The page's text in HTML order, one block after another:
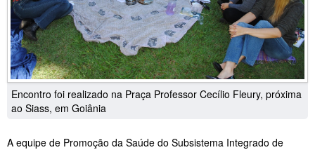
Encontro foi realizado na Praça Professor Cecílio Fleury, próxima
ao Siass, em Goiânia
A equipe de Promoção da Saúde do Subsistema Integrado de